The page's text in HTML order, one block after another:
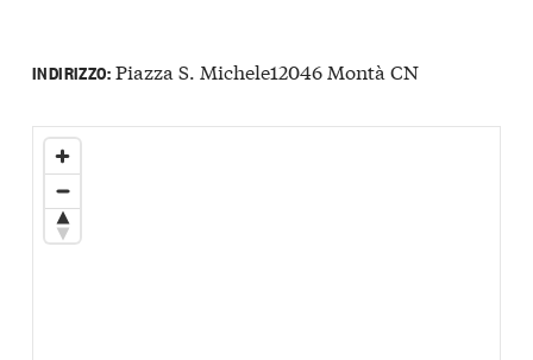
INDIRIZZO:Piazza S. Michele12046 Montà CN